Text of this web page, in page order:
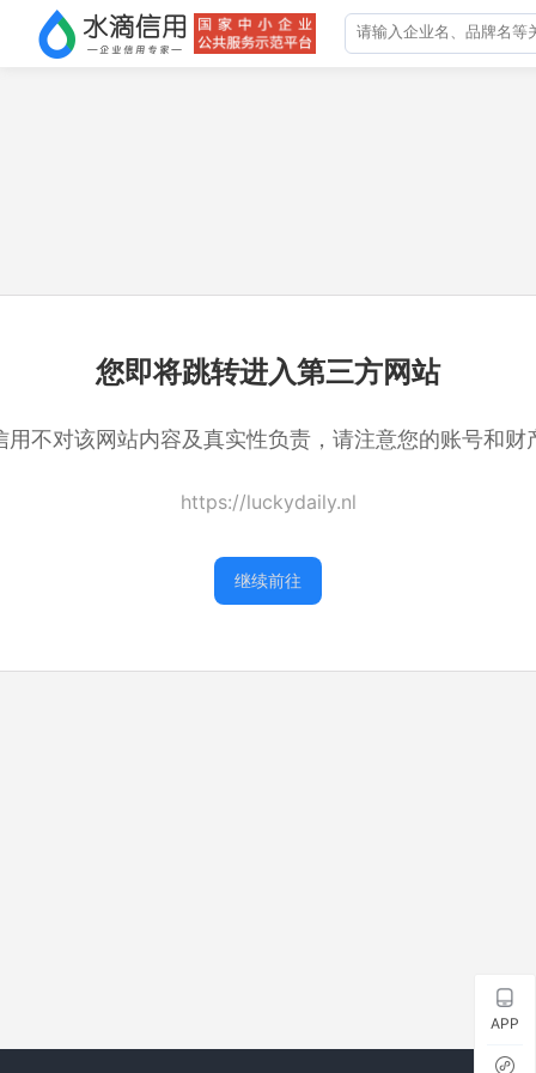
您即将跳转进入第三方网站
用不对该网站内容及真实性负责，请注意您的账号和财
https://luckydaily.nl
继续前往
APP